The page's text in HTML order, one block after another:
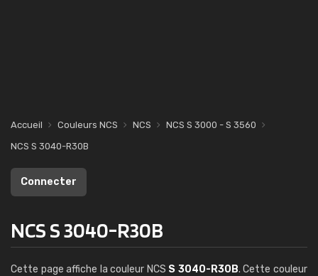
Accueil Couleurs NCS NCS
NCS S 3000 - S 3560
NCS S 3040-R30B
Connecter
NCS S 3040-R30B
Cette page affiche la couleur NCS S 3040-R30B. Cette couleur